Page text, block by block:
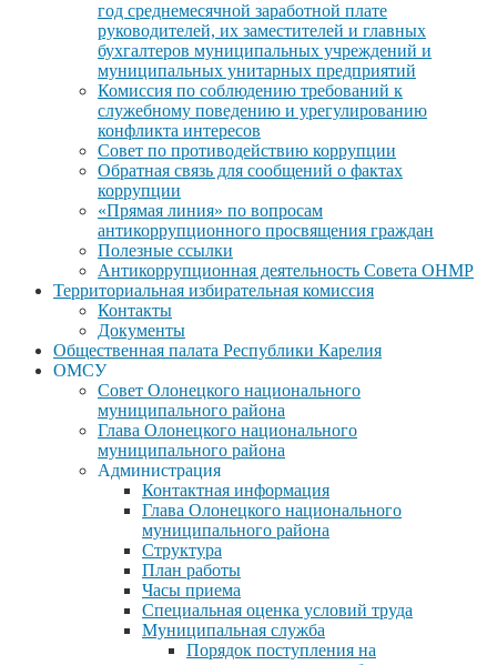
год среднемесячной заработной плате
руководителей, их заместителей и главных
бухгалтеров муниципальных учреждений и
муниципальных унитарных предприятий
Комиссия по соблюдению требований к
служебному поведению и урегулированию
конфликта интересов
Совет по противодействию коррупции
Обратная связь для сообщений о фактах
коррупции
«Прямая линия» по вопросам
антикоррупционного просвящения граждан
Полезные ссылки
Антикоррупционная деятельность Совета ОНМР
Территориальная избирательная комиссия
Контакты
Документы
Общественная палата Республики Карелия
ОМСУ
Совет Олонецкого национального
муниципального района
Глава Олонецкого национального
муниципального района
Администрация
Контактная информация
Глава Олонецкого национального
муниципального района
Структура
План работы
Часы приема
Специальная оценка условий труда
Муниципальная служба
Порядок поступления на